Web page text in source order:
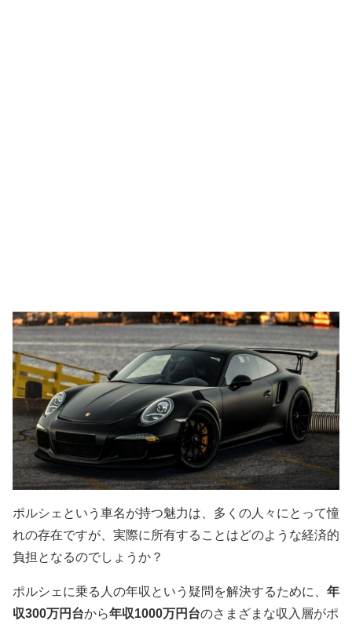
ポルシェという車名が持つ魅力は、多くの人々にとって憧
れの存在ですが、実際に所有することはどのような経済的
負担となるのでしょうか？
ポルシェに乗る人の年収という疑問を解決するために、 年
収300万円台から年収1000万円台のさまざまな収入層がポ